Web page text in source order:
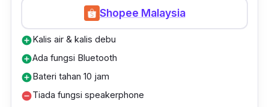
Shopee Malaysia
add_circleKalis air & kalis debu
add_circleAda fungsi Bluetooth
add_circleBateri tahan 10 jam
remove_circleTiada fungsi speakerphone